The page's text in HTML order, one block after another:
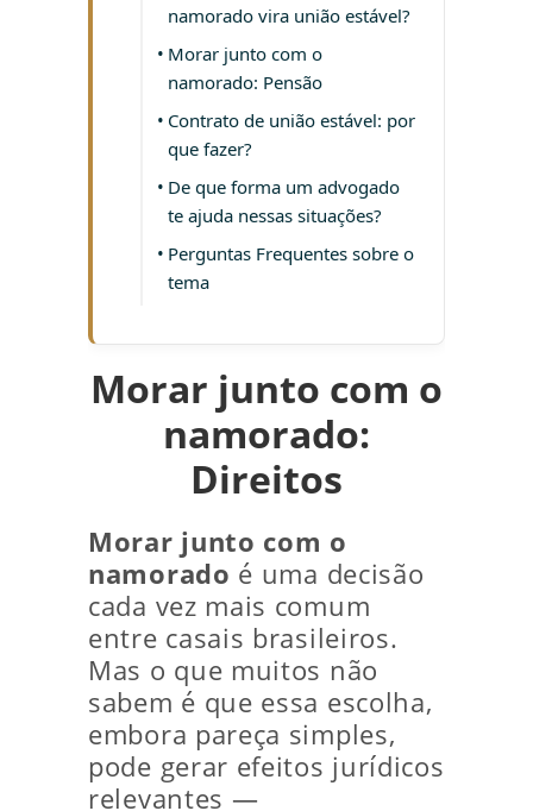
namorado vira união estável?
Morar junto com o
namorado: Pensão
Contrato de união estável: por
que fazer?
De que forma um advogado
te ajuda nessas situações?
Perguntas Frequentes sobre o
tema
Morar junto com o
namorado:
Direitos
Morar junto com o
namorado é uma decisão
cada vez mais comum
entre casais brasileiros.
Mas o que muitos não
sabem é que essa escolha,
embora pareça simples,
pode gerar efeitos jurídicos
relevantes —